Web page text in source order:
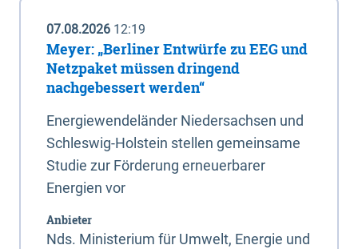
07.08.2026 12:19
Meyer: „Berliner Entwürfe zu EEG und
Netzpaket müssen dringend
nachgebessert werden“
Energiewendeländer Niedersachsen und
Schleswig-Holstein stellen gemeinsame
Studie zur Förderung erneuerbarer
Energien vor
Anbieter
Nds. Ministerium für Umwelt, Energie und